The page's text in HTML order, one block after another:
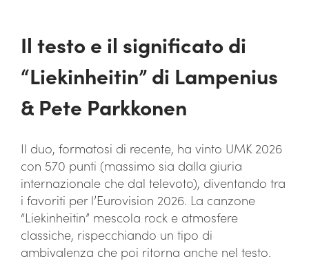
Il testo e il significato di
“Liekinheitin” di Lampenius
& Pete Parkkonen
Il duo, formatosi di recente, ha vinto UMK 2026
con 570 punti (massimo sia dalla giuria
internazionale che dal televoto), diventando tra
i favoriti per l’Eurovision 2026. La canzone
“Liekinheitin” mescola rock e atmosfere
classiche, rispecchiando un tipo di
ambivalenza che poi ritorna anche nel testo.